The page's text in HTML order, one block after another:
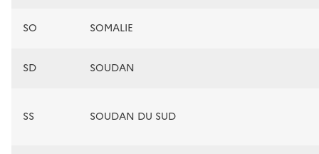
SO SOMALIE
SD SOUDAN
SS SOUDAN DU SUD